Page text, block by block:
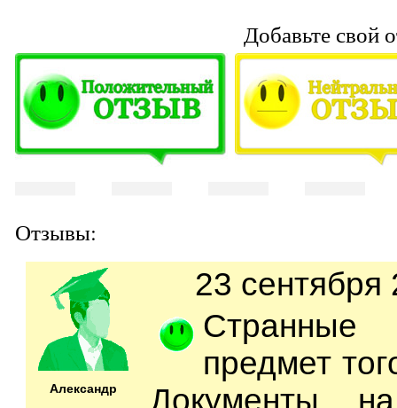
Добавьте свой
Отзывы:
Александр
23 сентября
предмет
Документы